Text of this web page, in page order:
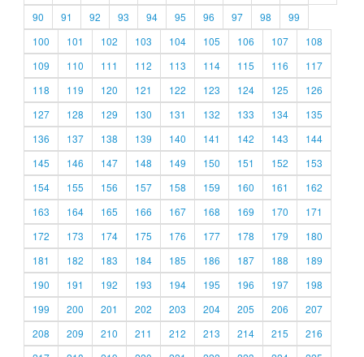
90
91 92 93 94 95 96 97 98
99
100
101 102 103 104 105 106 107
108
109
110 111 112 113 114 115 116
117
118
119 120 121 122 123 124 125
126
127
128 129 130 131 132 133 134
135
136
137 138 139 140 141 142 143
144
145
146 147 148 149 150 151 152
153
154
155 156 157 158 159 160 161
162
163
164 165 166 167 168 169 170
171
172
173 174 175 176 177 178 179
180
181
182 183 184 185 186 187 188
189
190
191 192 193 194 195 196 197
198
199
200 201 202 203 204 205 206
207
208
209 210 211 212 213 214 215
216